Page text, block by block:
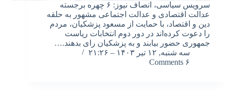
سرویس سیاسی، انصاف نیوز: ۶ چهره برجسته
عدالت اقتصادی و عدالت اجتماعی مشهور به حلقه
دین و اقتصاد، با حمایت از مسعود پزشکیان، مردم
را دعوت کرده‌اند در دور دوم انتخابات ریاست
جمهوری حضور بیابند و به پزشکیان رای بدهند.…
سه شنبه, ۱۲ تیر ۱۴۰۳ – ۲۱:۲۶
۶ Comments